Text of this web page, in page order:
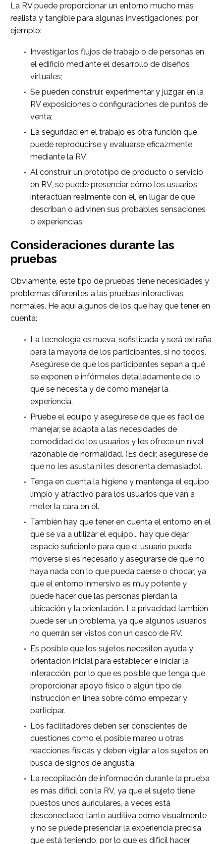
La RV puede proporcionar un entorno mucho más
realista y tangible para algunas investigaciones; por
ejemplo:
Investigar los flujos de trabajo o de personas en
el edificio mediante el desarrollo de diseños
virtuales;
Se pueden construir, experimentar y juzgar en la
RV exposiciones o configuraciones de puntos de
venta;
La seguridad en el trabajo es otra función que
puede reproducirse y evaluarse eficazmente
mediante la RV;
Al construir un prototipo de producto o servicio
en RV, se puede presenciar cómo los usuarios
interactúan realmente con él, en lugar de que
describan o adivinen sus probables sensaciones
o experiencias.
Consideraciones durante las
pruebas
Obviamente, este tipo de pruebas tiene necesidades y
problemas diferentes a las pruebas interactivas
normales. He aquí algunos de los que hay que tener en
cuenta:
La tecnología es nueva, sofisticada y será extraña
para la mayoría de los participantes, si no todos.
Asegúrese de que los participantes sepan a qué
se exponen e infórmeles detalladamente de lo
que se necesita y de cómo manejar la
experiencia.
Pruebe el equipo y asegúrese de que es fácil de
manejar, se adapta a las necesidades de
comodidad de los usuarios y les ofrece un nivel
razonable de normalidad. (Es decir, asegúrese de
que no les asusta ni les desorienta demasiado).
Tenga en cuenta la higiene y mantenga el equipo
limpio y atractivo para los usuarios que van a
meter la cara en él.
También hay que tener en cuenta el entorno en el
que se va a utilizar el equipo... hay que dejar
espacio suficiente para que el usuario pueda
moverse si es necesario y asegurarse de que no
haya nada con lo que pueda caerse o chocar, ya
que el entorno inmersivo es muy potente y
puede hacer que las personas pierdan la
ubicación y la orientación. La privacidad también
puede ser un problema, ya que algunos usuarios
no querrán ser vistos con un casco de RV.
Es posible que los sujetos necesiten ayuda y
orientación inicial para establecer e iniciar la
interacción, por lo que es posible que tenga que
proporcionar apoyo físico o algún tipo de
instrucción en línea sobre cómo empezar y
participar.
Los facilitadores deben ser conscientes de
cuestiones como el posible mareo u otras
reacciones físicas y deben vigilar a los sujetos en
busca de signos de angustia.
La recopilación de información durante la prueba
es más difícil con la RV, ya que el sujeto tiene
puestos unos auriculares, a veces está
desconectado tanto auditiva como visualmente
y no se puede presenciar la experiencia precisa
que está teniendo, por lo que es difícil hacer